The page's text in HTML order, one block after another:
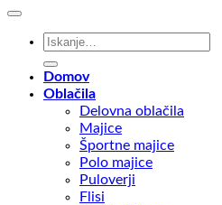
Išči:
Domov
Oblačila
Delovna oblačila
Majice
Športne majice
Polo majice
Puloverji
Flisi